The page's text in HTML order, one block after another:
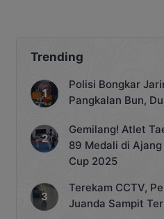
Trending
Polisi Bongkar
Pangkalan Bun,
Gemilang! Atlet
89 Medali di
Cup 2025
Terekam CCTV,
Juanda Sampit